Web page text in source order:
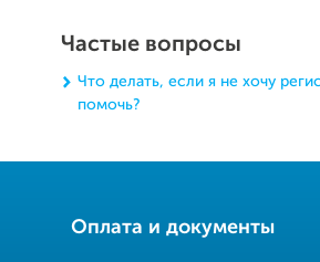
Частые вопросы
Что делать, если я не хочу
помочь?
Оплата и документы